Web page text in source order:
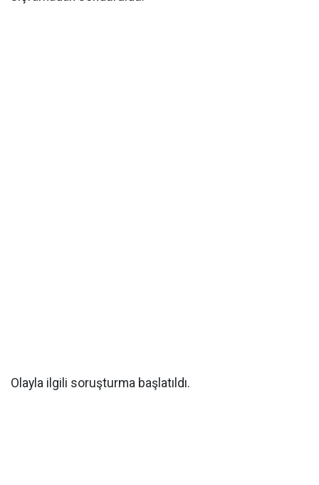
Olayla ilgili soruşturma başlatıldı.